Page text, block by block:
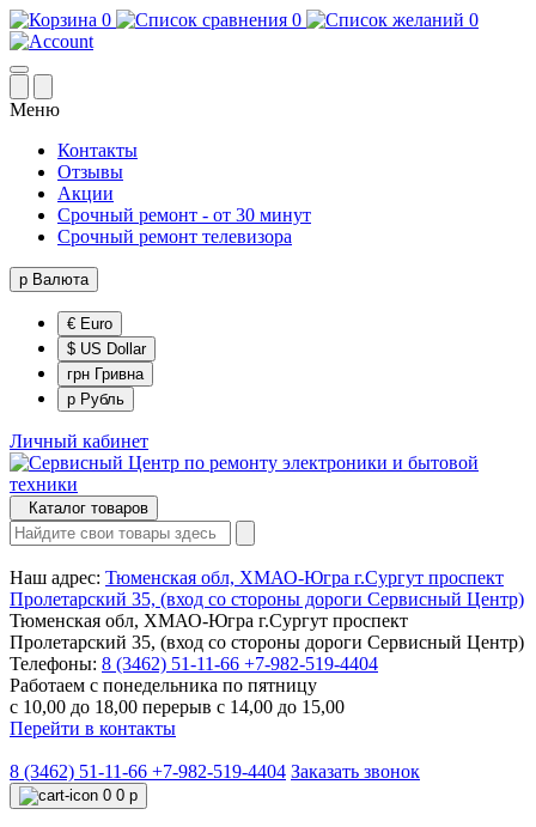
0 0 0
Меню
Контакты
Отзывы
Акции
Срочный ремонт - от 30 минут
Срочный ремонт телевизора
р Валюта
€ Euro
$ US Dollar
грн Гривна
р Рубль
Личный кабинет
Каталог товаров
Наш адрес: Тюменская обл, ХМАО-Югра г.Сургут проспект
Пролетарский 35, (вход со стороны дороги Сервисный Центр)
Тюменская обл, ХМАО-Югра г.Сургут проспект
Пролетарский 35, (вход со стороны дороги Сервисный Центр)
Телефоны: 8 (3462) 51-11-66 +7-982-519-4404
Работаем с понедельника по пятницу
с 10,00 до 18,00 перерыв с 14,00 до 15,00
Перейти в контакты
8 (3462) 51-11-66 +7-982-519-4404 Заказать звонок
0 0 р